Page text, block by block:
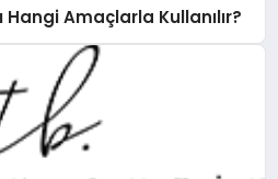
Amaçlarla Kullanılır?